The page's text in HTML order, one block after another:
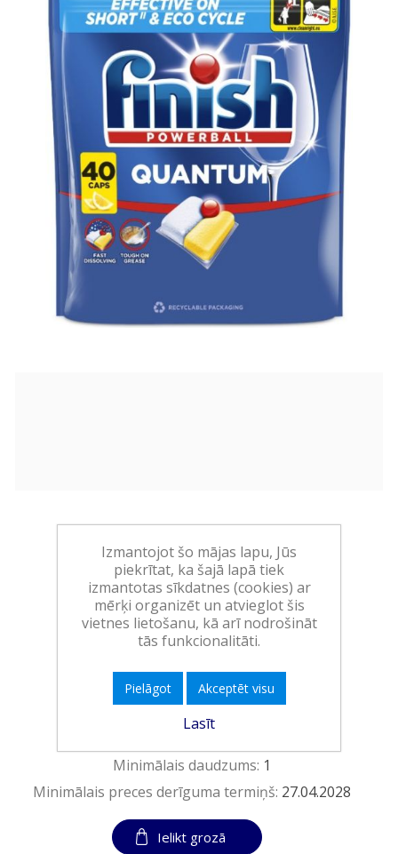
26,40€
(0,66 EUR/tablete)
Ražotājs:RECKITT BENCKISER HC
Pieejamība: >10 vienības noliktavā
Art.:
254288
EAN:5900627119930
Minimālais daudzums: 1
Minimālais preces derīguma termiņš: 27.04.2028
Ielikt grozā
Izmantojot šo mājas lapu, Jūs
piekrītat, ka šajā lapā tiek
izmantotas sīkdatnes (cookies) ar
mērķi organizēt un atvieglot šis
vietnes lietošanu, kā arī nodrošināt
tās funkcionalitāti.
Pielāgot Akceptēt visu
Lasīt